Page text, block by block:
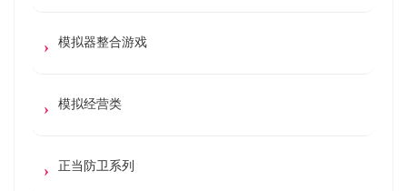
模拟器整合游戏
模拟经营类
正当防卫系列